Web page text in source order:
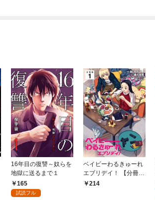
16年目の復讐～奴らを
地獄に送るまで１
165
試読フル
ベイビーわるきゅーれ
エブリデイ！ 【分冊
版】 1
214